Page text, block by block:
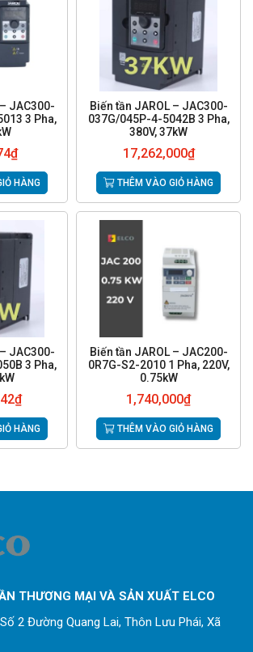
JAC300-
3 Pha,
₫
HÀNG
Biến tần JAROL – JAC300-
037G/045P-4-5042B 3 Pha,
380V, 37kW
17,262,000₫
THÊM VÀO GIỎ HÀNG
JAC300-
3 Pha,
₫
HÀNG
Biến tần JAROL – JAC200-
0R7G-S2-2010 1 Pha, 220V,
0.75kW
1,740,000₫
THÊM VÀO GIỎ HÀNG
THƯƠNG MẠI VÀ SẢN XUẤT ELCO
2 Đường Quang Lai, Thôn Lưu Phái, Xã